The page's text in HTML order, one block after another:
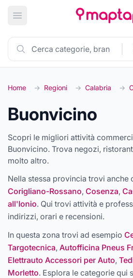
Apri menu principale
Home → Regioni → Calabria →
Buonvicino
Scopri le migliori attività
Buonvicino. Trova negozi,
molto altro.
Nella stessa provincia trovi anche
Corigliano-Rossano, Cosenza,
all'Ionio. Qui trovi attività e
indirizzi, orari e recensioni.
In questa zona trovi ad esempio
Targotecnica, Autofficina Pneus
Elettrauto Accessori per Auto,
Morletto. Esplora le categorie qui